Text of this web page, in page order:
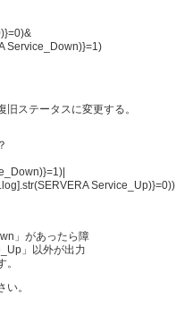
Service_Down)}=1)
ステータスに変更する。
Service_Up)}=0))
」があったら障
」以外が出力
。